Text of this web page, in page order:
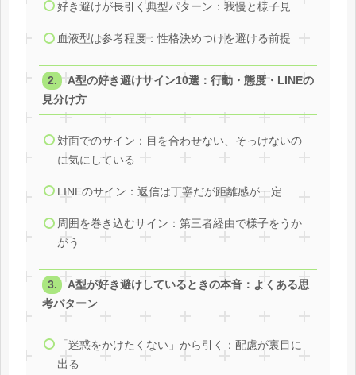
好き避けが長引く典型パターン：我慢と様子見
血液型は参考程度：性格決めつけを避ける前提
A型の好き避けサイン10選：行動・態度・LINEの
見分け方
対面でのサイン：目を合わせない、そっけないの
に気にしている
LINEのサイン：返信は丁寧だが距離感が一定
周囲を巻き込むサイン：第三者経由で様子をうか
がう
A型が好き避けしているときの本音：よくある思
考パターン
「迷惑をかけたくない」から引く：配慮が裏目に
出る